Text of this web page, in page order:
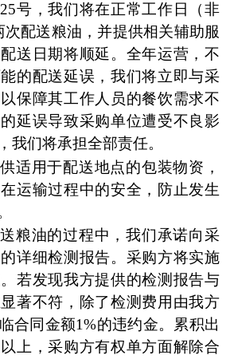
号，我们将在正常工作日（非
配送粮油，并提供相关辅助服
送日期将顺延。全年运营，不
的配送延误，我们将立即与采
保障其工作人员的餐饮需求不
延误导致采购单位遭受不良影
我们将承担全部责任。
适用于配送地点的包装物资，
运输过程中的安全，防止发生
粮油的过程中，我们承诺向采
详细检测报告。采购方将实施
若发现我方提供的检测报告与
著不符，除了检测费用由我方
合同金额1%的违约金。累积出
上，采购方有权单方面解除合